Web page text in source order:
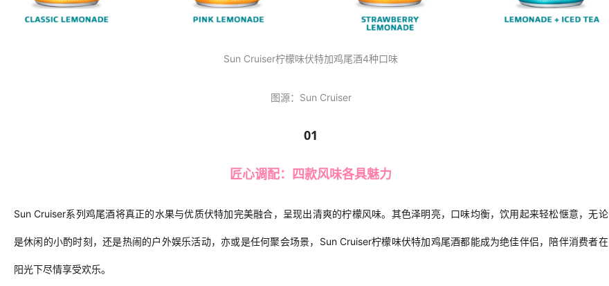
Sun Cruiser柠檬味伏特加鸡尾酒4种口味
图源： Sun Cruiser
01
匠心调配：四款风味各具魅力
Sun Cruiser系列鸡尾酒将真正的水果与优质伏特加完美融合，呈现出清爽的柠檬风味。其色泽明亮，口味均衡，饮用起来轻松惬意，无论
是休闲的小酌时刻，还是热闹的户外娱乐活动，亦或是任何聚会场景， Sun Cruiser柠檬味伏特加鸡尾酒都能成为绝佳伴侣，陪伴消费者在
阳光下尽情享受欢乐。